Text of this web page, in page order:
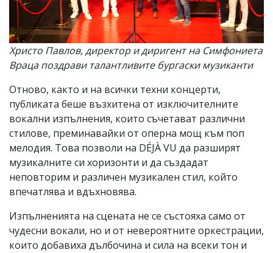
Христо Павлов, директор и диригент на Симфониета
Враца поздрави талантливите бургаски музиканти
Отново, както и на всички техни концерти,
публиката беше възхитена от изключителните
вокални изпълнения, които съчетават различни
стилове, преминавайки от оперна мощ към поп
мелодия. Това позволи на DÉJÀ VU да разширят
музикалните си хоризонти и да създадат
неповторим и различен музикален стил, който
впечатлява и вдъхновява.
Изпълненията на сцената не се състояха само от
чудесни вокали, но и от невероятните оркестрации,
които добавиха дълбочина и сила на всеки тон и